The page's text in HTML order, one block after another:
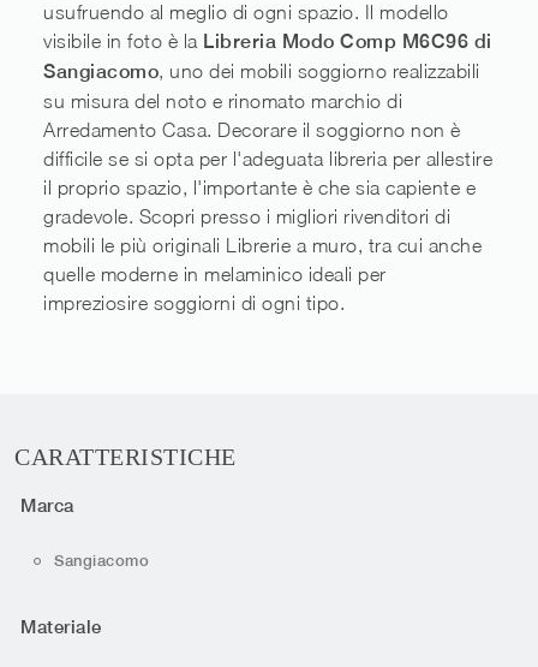
usufruendo al meglio di ogni spazio. Il modello
visibile in foto è la Libreria Modo Comp M6C96 di
Sangiacomo, uno dei mobili soggiorno realizzabili
su misura del noto e rinomato marchio di
Arredamento Casa. Decorare il soggiorno non è
difficile se si opta per l'adeguata libreria per allestire
il proprio spazio, l'importante è che sia capiente e
gradevole. Scopri presso i migliori rivenditori di
mobili le più originali Librerie a muro, tra cui anche
quelle moderne in melaminico ideali per
impreziosire soggiorni di ogni tipo.
CARATTERISTICHE
Marca
Sangiacomo
Materiale